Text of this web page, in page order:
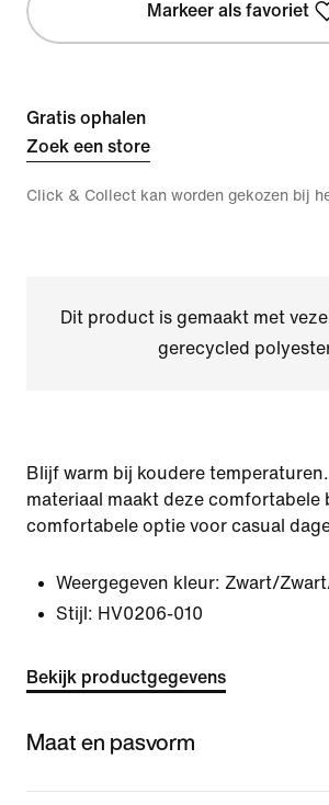
Markeer als favoriet
Gratis ophalen
Zoek een store
Click & Collect kan worden gekozen bij
Dit product is gemaakt met
gerecycled
Blijf warm bij koudere
materiaal maakt deze comfortabele
comfortabele optie voor casual
Weergegeven kleur: Zwart/
Stijl: HV0206-010
Bekijk productgegevens
Maat en pasvorm